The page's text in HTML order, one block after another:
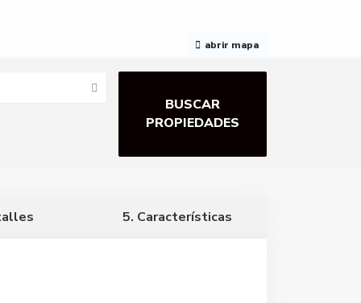
abrir mapa
5. Características